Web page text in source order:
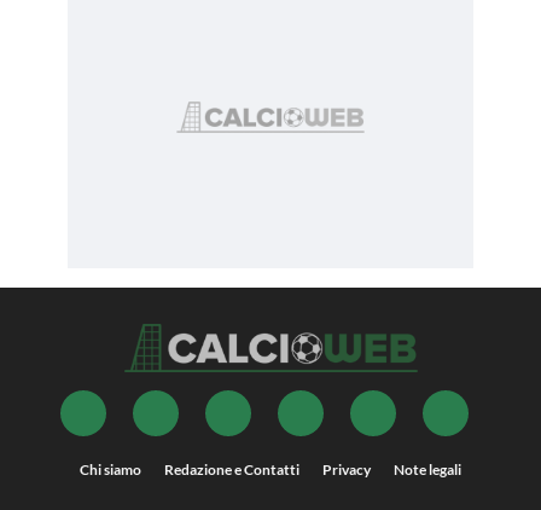
Chi siamo Redazione e Contatti Privacy Note legali